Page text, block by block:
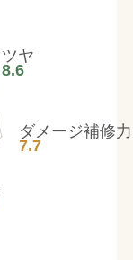
ツヤ
8.6
ダメージ補修力
7.7